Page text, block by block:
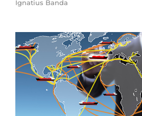
Ignatius Banda